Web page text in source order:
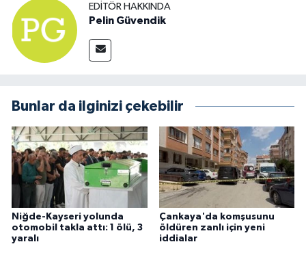
EDITÖR HAKKINDA
Pelin Güvendik
Bunlar da ilginizi çekebilir
Niğde-Kayseri yolunda
otomobil takla attı: 1 ölü, 3
yaralı
Çankaya'da komşusunu
öldüren zanlı için yeni
iddialar